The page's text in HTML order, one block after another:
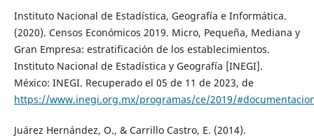
Instituto Nacional de Estadística, Geografía e Informática.
(2020). Censos Económicos 2019. Micro, Pequeña, Mediana y
Gran Empresa: estratificación de los establecimientos.
Instituto Nacional de Estadística y Geografía [INEGI].
México: INEGI. Recuperado el 05 de 11 de 2023, de
https://www.inegi.org.mx/programas/ce/2019/
Juárez Hernández, O., & Carrillo Castro, E. (2014).